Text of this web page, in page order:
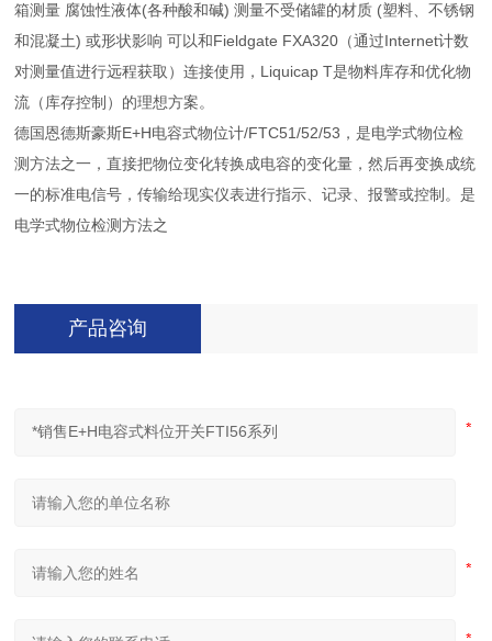
箱测量 腐蚀性液体(各种酸和碱) 测量不受储罐的材质 (塑料、不锈钢
和混凝土) 或形状影响 可以和Fieldgate FXA320（通过Internet计数
对测量值进行远程获取）连接使用，Liquicap T是物料库存和优化物
流（库存控制）的理想方案。
德国恩德斯豪斯E+H电容式物位计/FTC51/52/53，是电学式物位检
测方法之一，直接把物位变化转换成电容的变化量，然后再变换成统
一的标准电信号，传输给现实仪表进行指示、记录、报警或控制。是
电学式物位检测方法之
产品咨询